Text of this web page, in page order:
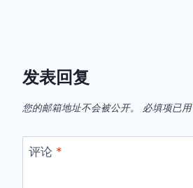
发表回复
您的邮箱地址不会被公开。 必填项已用
评论 *